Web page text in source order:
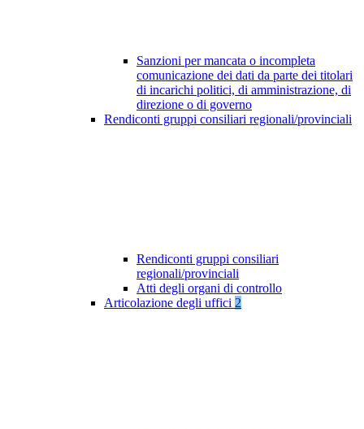
Sanzioni per mancata o incompleta
comunicazione dei dati da parte dei titolari
di incarichi politici, di amministrazione, di
direzione o di governo
Rendiconti gruppi consiliari regionali/provinciali
Rendiconti gruppi consiliari
regionali/provinciali
Atti degli organi di controllo
Articolazione degli uffici 2